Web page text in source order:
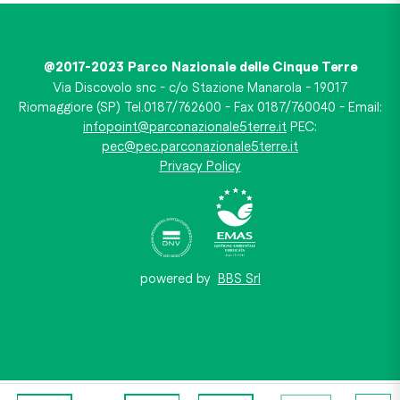
@2017-2023 Parco Nazionale delle Cinque Terre
Via Discovolo snc - c/o Stazione Manarola - 19017
Riomaggiore (SP) Tel.0187/762600 - Fax 0187/760040 - Email:
infopoint@parconazionale5terre.it PEC:
pec@pec.parconazionale5terre.it
Privacy Policy
powered by BBS Srl